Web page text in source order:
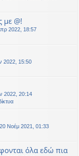
με @!
2022, 18:57
2022, 15:50
2022, 20:14
Νοέμ 2021, 01:33
όλα εδώ πια